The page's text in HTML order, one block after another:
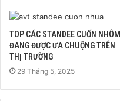
TOP CÁC STANDEE CUỐN NHÔM
ĐANG ĐƯỢC ƯA CHUỘNG TRÊN
THỊ TRƯỜNG
29 Tháng 5, 2025